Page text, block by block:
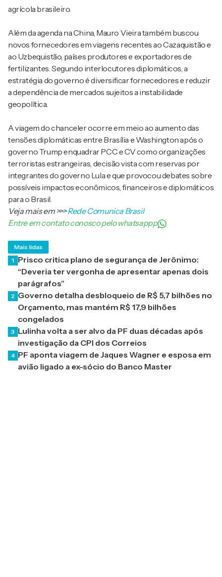
agrícola brasileiro.
Além da agenda na China, Mauro Vieira também buscou
novos fornecedores em viagens recentes ao Cazaquistão e
ao Uzbequistão, países produtores e exportadores de
fertilizantes. Segundo interlocutores diplomáticos, a
estratégia do governo é diversificar fornecedores e reduzir
a dependência de mercados sujeitos a instabilidade
geopolítica.
A viagem do chanceler ocorre em meio ao aumento das
tensões diplomáticas entre Brasília e Washington após o
governo Trump enquadrar PCC e CV como organizações
terroristas estrangeiras, decisão vista com reservas por
integrantes do governo Lula e que provocou debates sobre
possíveis impactos econômicos, financeiros e diplomáticos
para o Brasil.
Veja mais em>>>Rede Comunica Brasil
Entre em contato conosco pelo whatsappp
Mais lidas
1 Prisco critica plano de segurança de Jerônimo:
“Deveria ter vergonha de apresentar apenas dois
parágrafos”
2 Governo detalha desbloqueio de R$ 5,7 bilhões no
Orçamento, mas mantém R$ 17,9 bilhões
congelados
3 Lulinha volta a ser alvo da PF duas décadas após
investigação da CPI dos Correios
4 PF aponta viagem de Jaques Wagner e esposa em
avião ligado a ex-sócio do Banco Master